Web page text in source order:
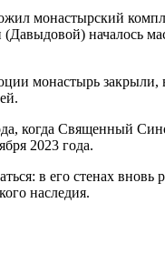
монастырский
началось
монастырь
когда Священный
2023 года.
в его стенах
наследия.